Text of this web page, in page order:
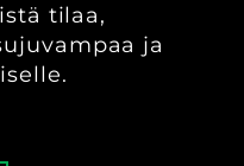
tilaa,
ja